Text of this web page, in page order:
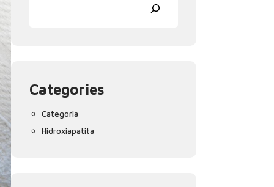
Categories
Categoria
Hidroxiapatita